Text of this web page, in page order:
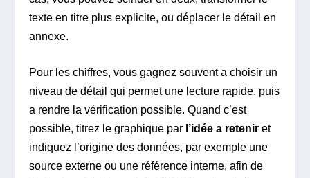
texte en titre plus explicite, ou déplacer le détail en
annexe.
Pour les chiffres, vous gagnez souvent a choisir un
niveau de détail qui permet une lecture rapide, puis
a rendre la vérification possible. Quand c’est
possible, titrez le graphique par l’idée a retenir et
indiquez l’origine des données, par exemple une
source externe ou une référence interne, afin de